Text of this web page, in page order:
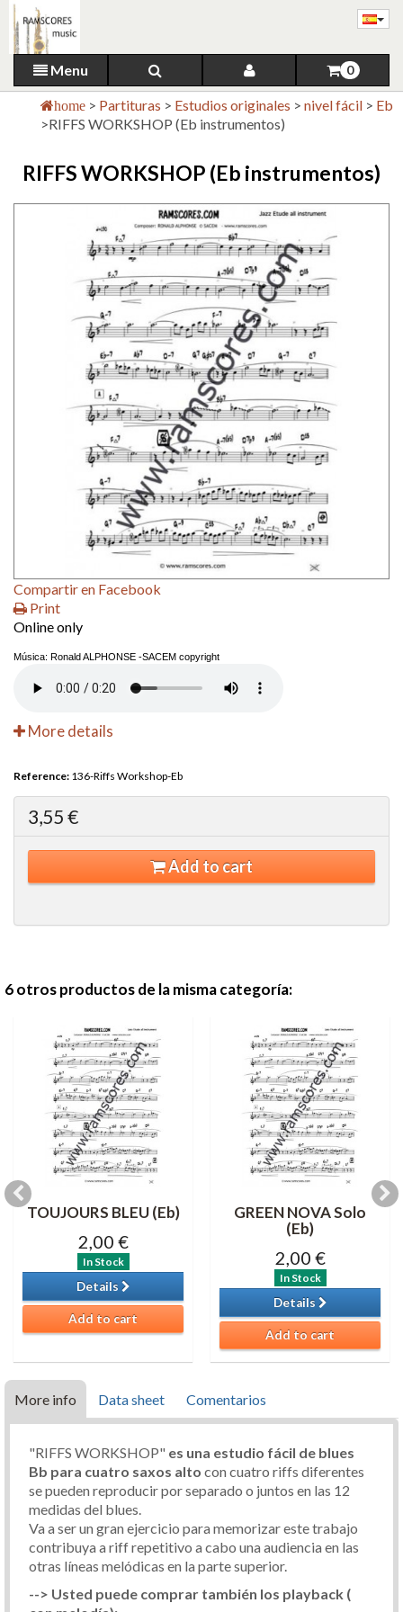
Menu 0
home > Partituras > Estudios originales > nivel fácil > Eb
>RIFFS WORKSHOP (Eb instrumentos)
RIFFS WORKSHOP (Eb instrumentos)
Compartir en Facebook
Print
Online only
Música: Ronald ALPHONSE -SACEM copyright
More details
Reference: 136-Riffs Workshop-Eb
3,55 €
Add to cart
6 otros productos de la misma categoría:
TOUJOURS BLEU (Eb)
2,00 €
In Stock
Details
Add to cart
GREEN NOVA Solo
(Eb)
2,00 €
In Stock
Details
Add to cart
More info Data sheet Comentarios
"RIFFS WORKSHOP" es una estudio fácil de blues
Bb para cuatro saxos alto con cuatro riffs diferentes
se pueden reproducir por separado o juntos en las 12
medidas del blues.
Va a ser un gran ejercicio para memorizar este trabajo
contribuya a riff repetitivo a cabo una audiencia en las
otras líneas melódicas en la parte superior.
--> Usted puede comprar también los playback (